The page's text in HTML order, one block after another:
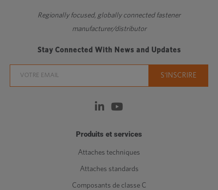
Regionally focused, globally connected fastener
manufacturer/distributor
Stay Connected With News and Updates
Produits et services
Attaches techniques
Attaches standards
Composants de classe C